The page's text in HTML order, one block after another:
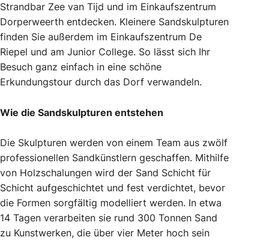
Strandbar Zee van Tijd und im Einkaufszentrum
Dorperweerth entdecken. Kleinere Sandskulpturen
finden Sie außerdem im Einkaufszentrum De
Riepel und am Junior College. So lässt sich Ihr
Besuch ganz einfach in eine schöne
Erkundungstour durch das Dorf verwandeln.
Wie die Sandskulpturen entstehen
Die Skulpturen werden von einem Team aus zwölf
professionellen Sandkünstlern geschaffen. Mithilfe
von Holzschalungen wird der Sand Schicht für
Schicht aufgeschichtet und fest verdichtet, bevor
die Formen sorgfältig modelliert werden. In etwa
14 Tagen verarbeiten sie rund 300 Tonnen Sand
zu Kunstwerken, die über vier Meter hoch sein